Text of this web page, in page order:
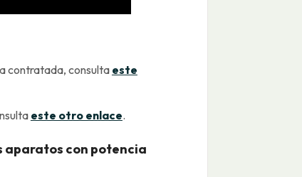
contratada, consulta este
este otro enlace.
aparatos con potencia